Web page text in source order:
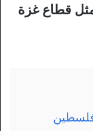
مثل قطاع غزة